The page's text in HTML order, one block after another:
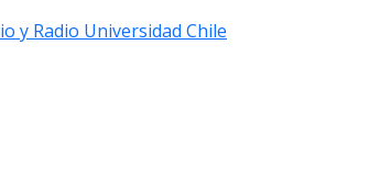
y Radio Universidad Chile